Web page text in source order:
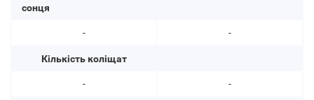
сонця
-
Кількість коліщат
-
-
-